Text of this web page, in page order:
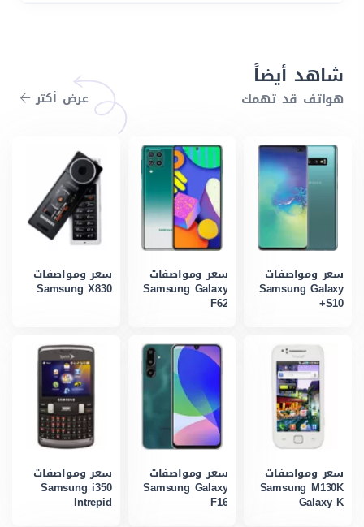
شاهد أيضاً
هواتف قد تهمك عرض أكتر
سعر ومواصفات
Samsung Galaxy
S10+
سعر ومواصفات
Samsung Galaxy
F62
سعر ومواصفات
Samsung X830
سعر ومواصفات
Samsung M130K
Galaxy K
سعر ومواصفات
Samsung Galaxy
F16
سعر ومواصفات
Samsung i350
Intrepid